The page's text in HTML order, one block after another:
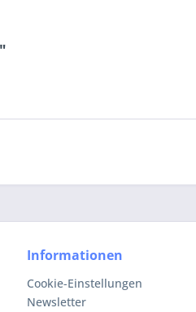
Informationen
Cookie-Einstellungen
Newsletter